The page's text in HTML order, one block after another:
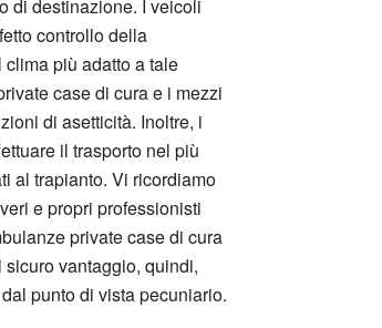
di destinazione. I veicoli
controllo della
più adatto a tale
case di cura e i mezzi
di asetticità. Inoltre, i
il trasporto nel più
al trapianto. Vi ricordiamo
e propri professionisti
private case di cura
vantaggio, quindi,
punto di vista pecuniario.